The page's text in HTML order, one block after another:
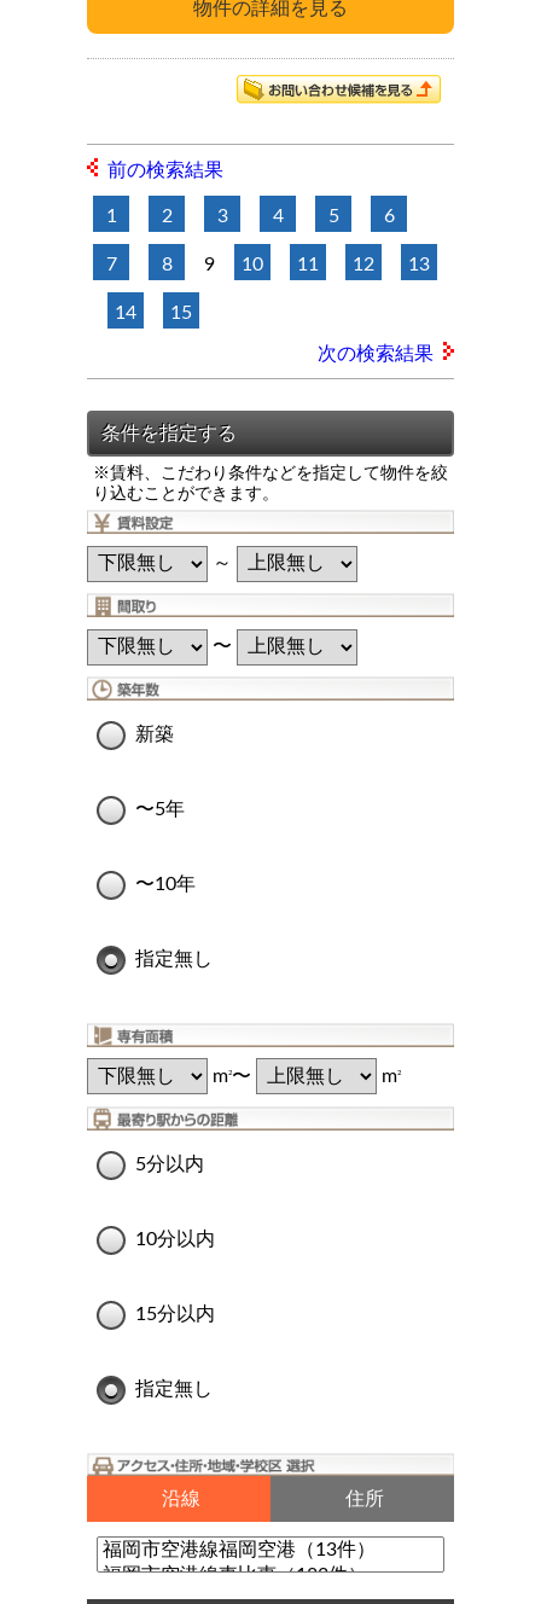
前の検索結果
1 2 3 4 5 6
7 8 9 10 11 12 13
14 15
次の検索結果
※賃料、こだわり条件などを指定して物件を絞
り込むことができます。
～
〜
新築
〜5年
〜10年
指定無し
m2〜 m2
5分以内
10分以内
15分以内
指定無し
沿線 住所